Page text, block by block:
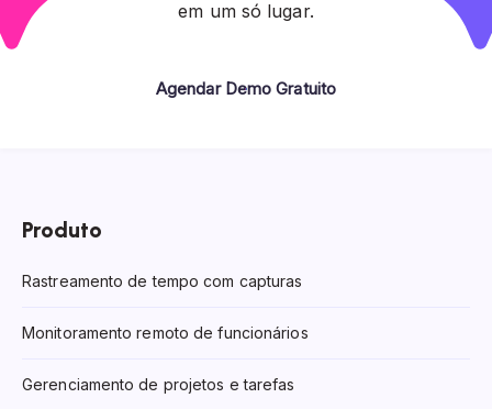
em um só lugar.
Agendar Demo Gratuito
Produto
Rastreamento de tempo com capturas
Monitoramento remoto de funcionários
Gerenciamento de projetos e tarefas